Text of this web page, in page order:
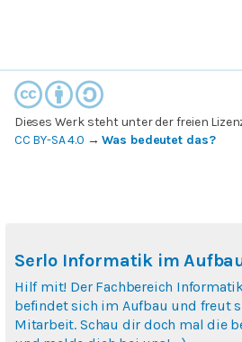
Dieses Werk steht unter der freien
CC BY-SA 4.0 →Was bedeutet das?
Serlo Informatik im
Hilf mit! Der Fachbereich
befindet sich im Aufbau und freut
Mitarbeit. Schau dir doch mal die